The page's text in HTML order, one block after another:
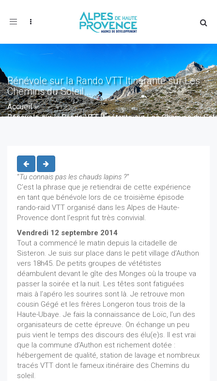
Toggle
Bénévole sur la Rando VTT Itinérante sur Les
Chemins du Soleil...
Accueil»
Bénévole sur la Rando VTT Itinérante sur Les Chemins du
“Tu connais pas les chauds lapins ?”
C’est la phrase que je retiendrai de cette expérience
en tant que bénévole lors de ce troisième épisode
rando-raid VTT organisé dans les Alpes de Haute-
Provence dont l'esprit fut très convivial.
Vendredi 12 septembre 2014
Tout a commencé le matin depuis la citadelle de
Sisteron. Je suis sur place dans le petit village d’Authon
vers 18h45. De petits groupes de vététistes
déambulent devant le gîte des Monges où la troupe va
passer la soirée et la nuit. Les têtes sont fatiguées
mais à l’apéro les sourires sont là. Je retrouve mon
cousin Gégé et les frères Longeron tous trois de la
Haute-Ubaye. Je fais la connaissance de Loïc, l’un des
organisateurs de cette épreuve. On échange un peu
puis vient le temps des discours des élu(e)s. Il est vrai
que la commune d’Authon est richement dotée :
hébergement de qualité, station de lavage et nombreux
tracés VTT dont le fameux itinéraire des Chemins du
soleil.